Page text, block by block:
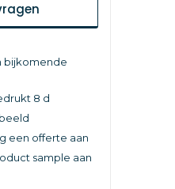
bijkomende
8 d
een offerte aan
sample aan